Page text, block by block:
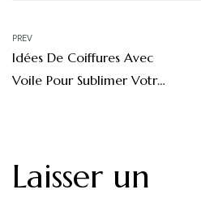
Navigation
de
PREV
Idées De Coiffures Avec
Voile Pour Sublimer Votre
Laisser un